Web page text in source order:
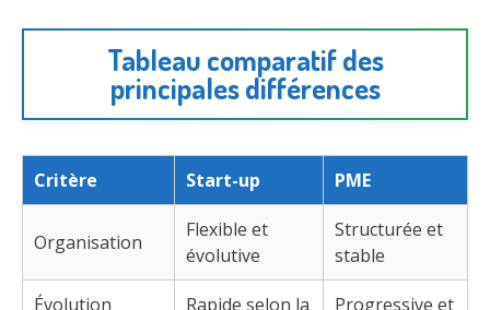
Tableau comparatif des
principales différences
Critère Start-up PME
Organisation
Flexible et
évolutive
Structurée et
stable
Évolution Rapide selon la Progressive et